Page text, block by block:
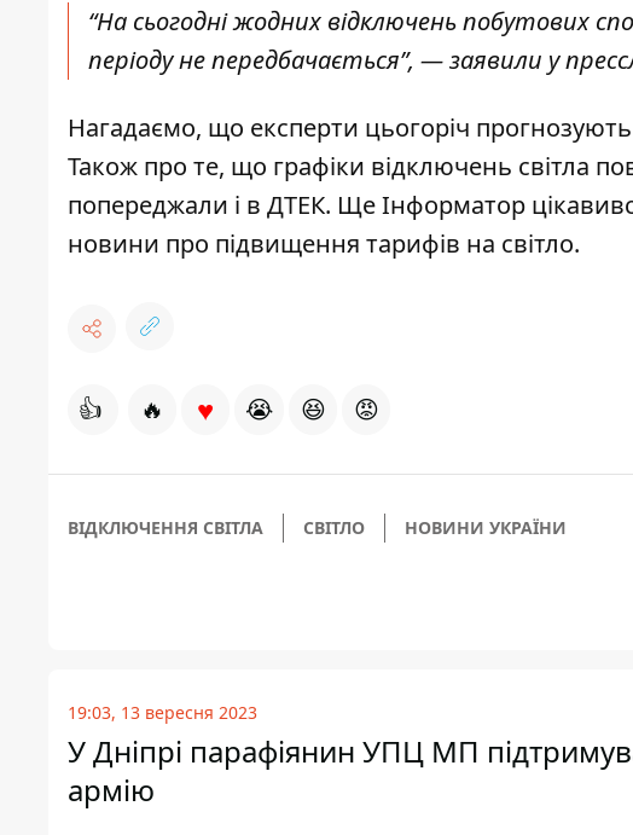
“На сьогодні жодних відключень побутових
періоду не передбачається”, — заявили у
Нагадаємо, що експерти цьогоріч прогнозують
Також про те, що графіки відключень світла
попереджали і в ДТЕК. Ще Інформатор
новини про підвищення тарифів на світло.
👍 🔥 ♥ 😭 😆 😡
ВІДКЛЮЧЕННЯ СВІТЛА СВІТЛО НОВИНИ УКРАЇНИ
19:03, 13 вересня 2023
У Дніпрі парафіянин УПЦ МП
армію